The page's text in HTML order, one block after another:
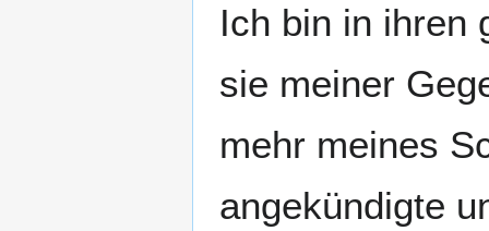
Ich bin in ihren
sie meiner
mehr meines
angekündigte